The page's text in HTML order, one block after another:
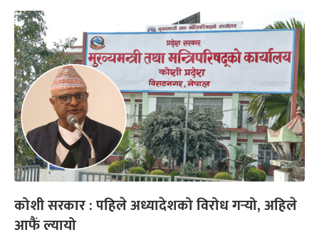
कोशी सरकार : पहिले अध्यादेशको विरोध गर्‍यो, अहिले
आफैं ल्यायो